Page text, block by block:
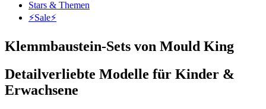
Stars & Themen
⚡️Sale⚡️
Klemmbaustein-Sets von Mould King
Detailverliebte Modelle für Kinder &
Erwachsene